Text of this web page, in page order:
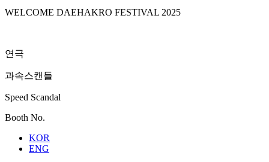
WELCOME DAEHAKRO FESTIVAL 2025
연극
과속스캔들
Speed Scandal
Booth No.
KOR
ENG